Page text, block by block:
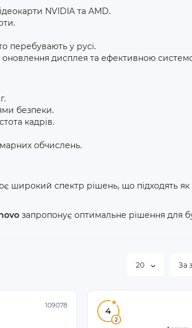
NVIDIA та AMD.
перебувають у русі.
оновлення дисплея та ефективною
безпеки.
кадрів.
обчислень.
широкий спектр рішень, що підходять як
запропонує оптимальне рішення для
20 За
109078
4
2